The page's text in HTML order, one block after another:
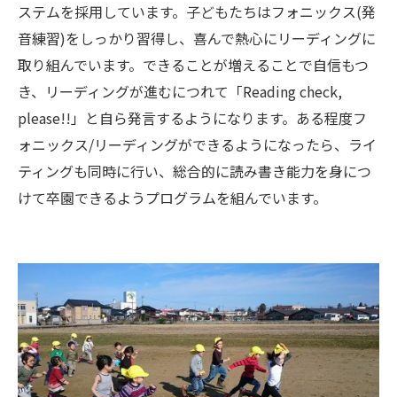
ステムを採用しています。子どもたちはフォニックス(発
音練習)をしっかり習得し、喜んで熱心にリーディングに
取り組んでいます。できることが増えることで自信もつ
き、リーディングが進むにつれて「Reading check,
please!!」と自ら発言するようになります。ある程度フ
ォニックス/リーディングができるようになったら、ライ
ティングも同時に行い、総合的に読み書き能力を身につ
けて卒園できるようプログラムを組んでいます。